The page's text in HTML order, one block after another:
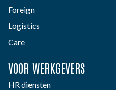
Foreign
Logistics
Care
VOOR WERKGEVERS
HR diensten